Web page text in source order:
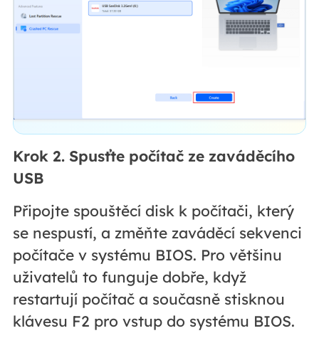
Krok 2. Spusťte počítač ze zaváděcího
USB
Připojte spouštěcí disk k počítači, který
se nespustí, a změňte zaváděcí sekvenci
počítače v systému BIOS. Pro většinu
uživatelů to funguje dobře, když
restartují počítač a současně stisknou
klávesu F2 pro vstup do systému BIOS.